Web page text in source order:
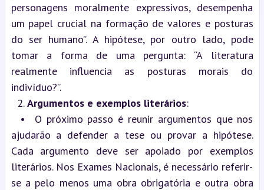
personagens moralmente expressivos, desempenha
um papel crucial na formação de valores e posturas
do ser humano”. A hipótese, por outro lado, pode
tomar a forma de uma pergunta: “A literatura
realmente influencia as posturas morais do
indivíduo?”.
2. Argumentos e exemplos literários:
•  O próximo passo é reunir argumentos que nos
ajudarão a defender a tese ou provar a hipótese.
Cada argumento deve ser apoiado por exemplos
literários. Nos Exames Nacionais, é necessário referir-
se a pelo menos uma obra obrigatória e outra obra